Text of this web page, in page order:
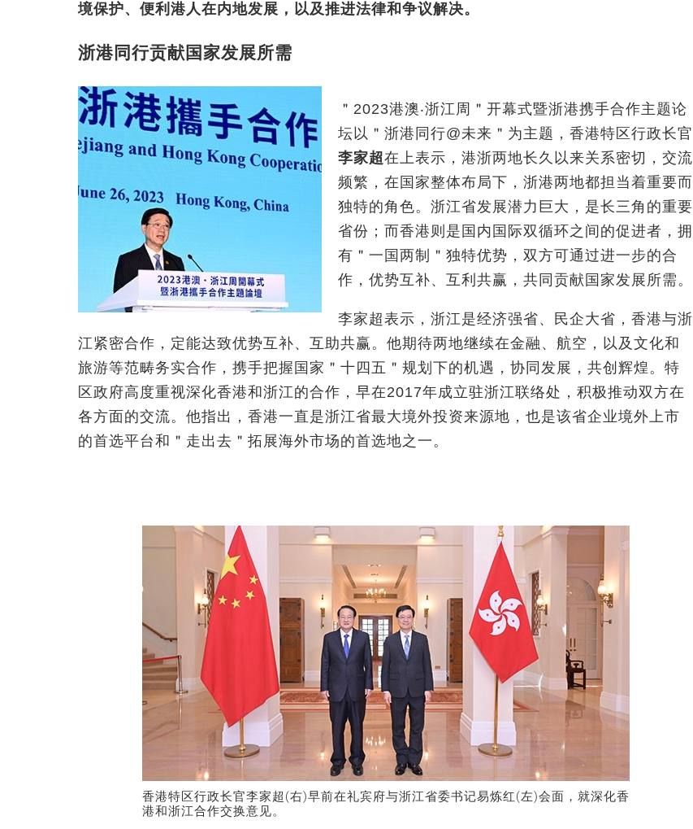
境保护、便利港人在内地发展，以及推进法律和争议解决。
浙港同行贡献国家发展所需
＂ 2023港澳‧浙江周＂开幕式暨浙港携手合作主题论
坛以＂浙港同行@未来＂为主题，香港特区行政长官
李家超在上表示，港浙两地长久以来关系密切，交流
频繁，在国家整体布局下，浙港两地都担当着重要而
独特的角色。浙江省发展潜力巨大，是长三角的重要
省份；而香港则是国内国际双循环之间的促进者，拥
有＂一国两制＂独特优势，双方可通过进一步的合
作，优势互补、互利共赢，共同贡献国家发展所需。
李家超表示，浙江是经济强省、民企大省，香港与浙
江紧密合作，定能达致优势互补、互助共赢。他期待两地继续在金融、航空，以及文化和
旅游等范畴务实合作，携手把握国家＂十四五＂规划下的机遇，协同发展，共创辉煌。特
区政府高度重视深化香港和浙江的合作，早在2017年成立驻浙江联络处，积极推动双方在
各方面的交流。他指出，香港一直是浙江省最大境外投资来源地，也是该省企业境外上市
的首选平台和＂走出去＂拓展海外市场的首选地之一。
香港特区​行政长官李家超(右)早前在礼宾府与浙江省委书记易炼红(左)会面，就深化香
港和浙江合作交换意见。